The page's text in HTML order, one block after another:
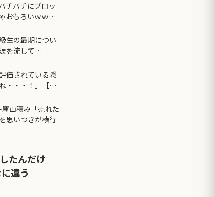
チバチにブロッ
おもろいｗｗｗ
生の最期につい
を流して…
価されている隠
・・・！」【海
山積み「売れた
思いつきが横行
たんだけ
違う